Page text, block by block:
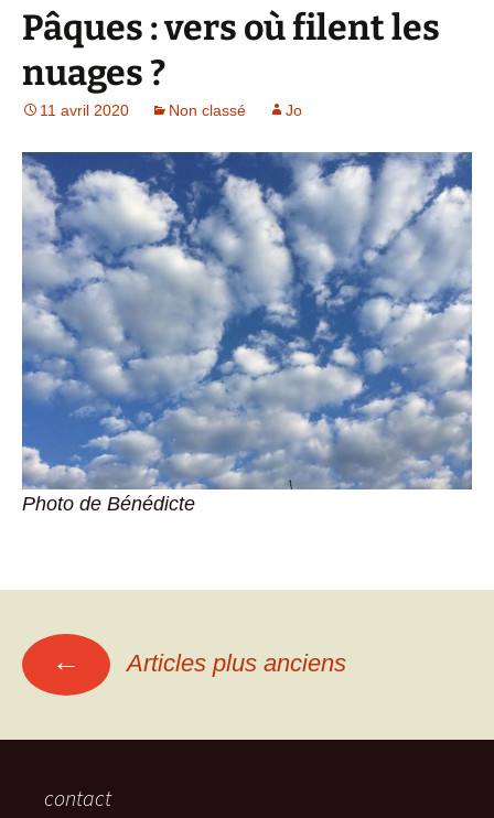
Pâques : vers où filent les
nuages ?
11 avril 2020 Non classé Jo
Photo de Bénédicte
Navigation
des
articles
← Articles plus anciens
contact